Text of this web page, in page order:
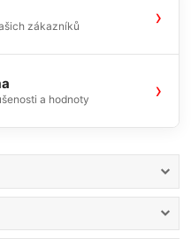
zákazníků ›
a hodnoty ›